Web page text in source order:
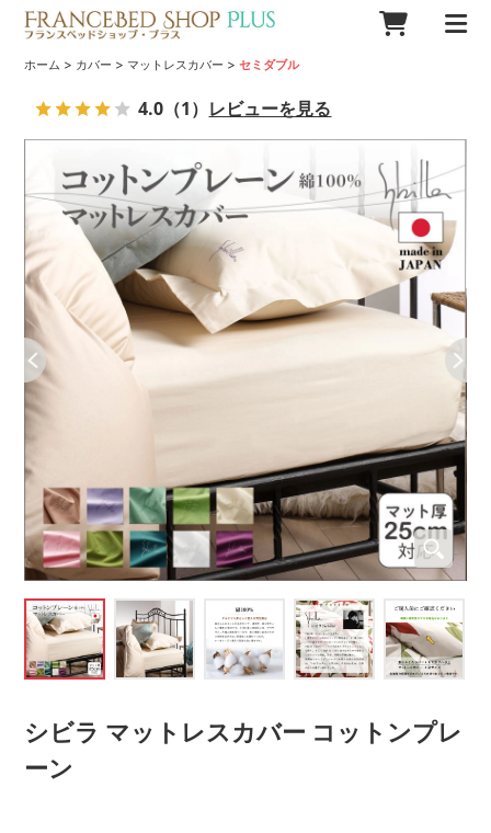
ホーム > カバー > マットレスカバー >セミダブル
シビラ マットレスカバー コットンプレ
ーン
4.0 （1） レビューを見る